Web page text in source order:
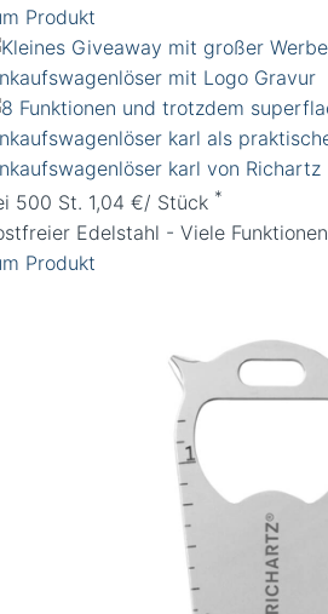
Produkt
karl von Richartz
500 St. 1,04 €/ Stück *
Edelstahl - Viele Funktionen
Produkt